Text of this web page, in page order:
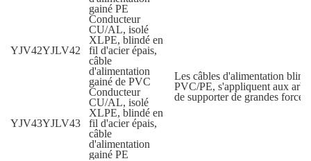
gainé PE
YJV42YJLV42
Conducteur
CU/AL, isolé
XLPE, blindé en
fil d'acier épais,
câble
d'alimentation
gainé de PVC
Les câbles d'alimentation
PVC/PE, s'appliquent aux
de supporter de grandes
YJV43YJLV43
Conducteur
CU/AL, isolé
XLPE, blindé en
fil d'acier épais,
câble
d'alimentation
gainé PE